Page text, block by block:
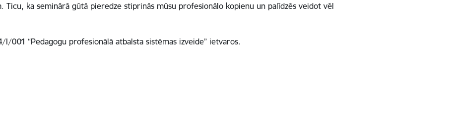
Ticu, ka seminārā gūtā pieredze stiprinās mūsu profesionālo kopienu un palīdzēs veidot vēl
001 “Pedagogu profesionālā atbalsta sistēmas izveide” ietvaros.